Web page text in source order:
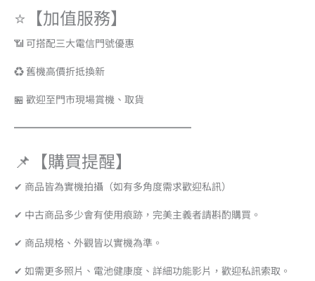
⭐【加值服務】
📶 可搭配三大電信門號優惠
♻️ 舊機高價折抵換新
🏪 歡迎至門市現場賞機、取貨
━━━━━━━━━━━━━━━━━━
📌【購買提醒】
✔ 商品皆為實機拍攝（如有多角度需求歡迎私訊）
✔ 中古商品多少會有使用痕跡，完美主義者請斟酌購買。
✔ 商品規格、外觀皆以實機為準。
✔ 如需更多照片、電池健康度、詳細功能影片，歡迎私訊索取。